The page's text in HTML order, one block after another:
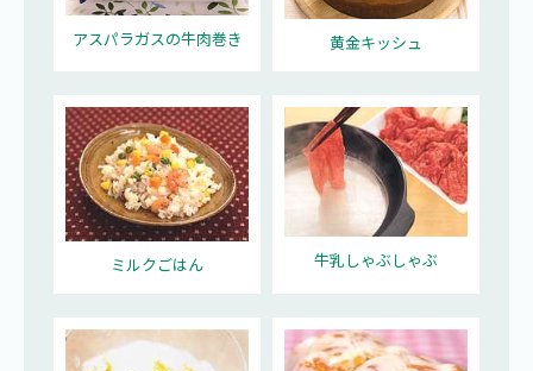
アスパラガスの牛肉巻き 黄金キッシュ
ミルクごはん 牛乳しゃぶしゃぶ